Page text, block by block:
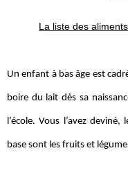
La liste des
Un enfant à bas âge est
boire du lait dès sa
l’école. Vous l’avez
base sont les fruits et